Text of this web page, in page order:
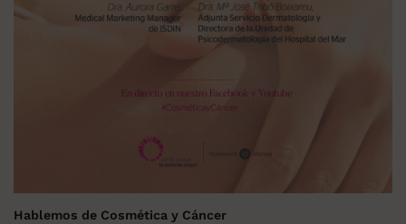
Hablemos de Cosmética y Cáncer